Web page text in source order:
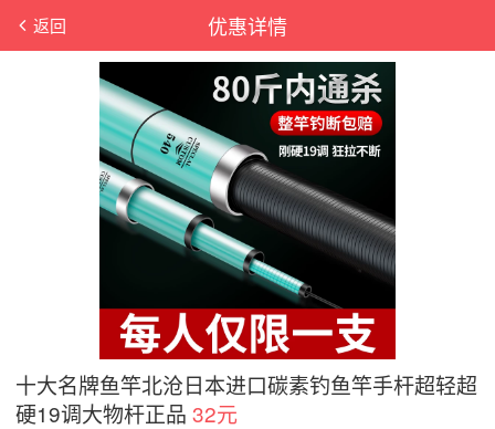
优惠详情
返回
十大名牌鱼竿北沧日本进口碳素钓鱼竿手杆超轻超
硬19调大物杆正品 32元